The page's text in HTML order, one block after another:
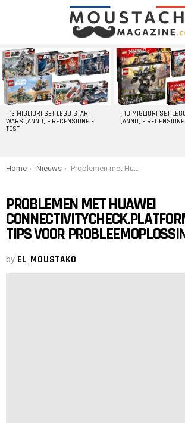
LATEST
STORIES
I 13 MIGLIORI SET LEGO STAR
WARS [ANNO] – RECENSIONE E
TEST
I 10 MIGLIORI SET
[ANNO] –
You are here:
Home Nieuws Problemen met Huawei Connectivitycheck.platform.hicloud: tips voor probleemoplossing
PROBLEMEN MET HUAWEI
TIPS VOOR
by EL_MOUSTAKO